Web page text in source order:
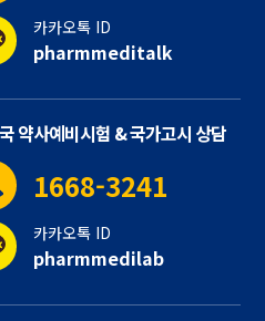
카카오톡 ID
pharmmeditalk
약사예비시험 & 국가고시 상담
1668-3241
카카오톡 ID
pharmmedilab